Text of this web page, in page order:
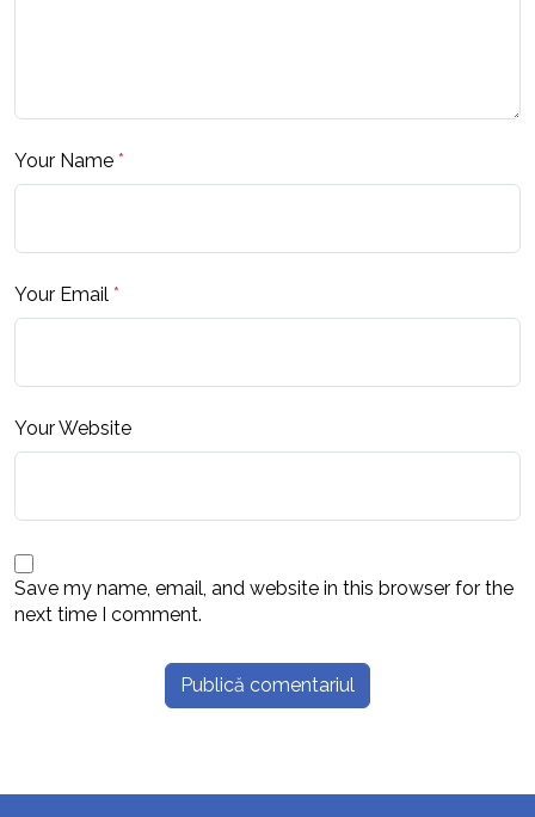
Your Name *
Your Email *
Your Website
Save my name, email, and website in this browser for the
next time I comment.